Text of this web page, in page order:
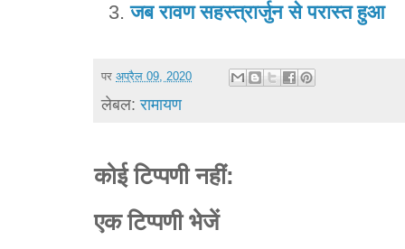
जब रावण सहस्त्रार्जुन से परास्त हुआ
परअप्रैल 09, 2020
लेबल:रामायण
कोई टिप्पणी नहीं:
एक टिप्पणी भेजें